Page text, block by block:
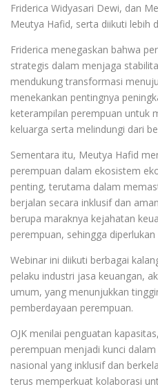
Friderica Widyasari Dewi, dan
Meutya Hafid, serta diikuti lebih
Friderica menegaskan bahwa
strategis dalam menjaga
mendukung transformasi
menekankan pentingnya
keterampilan perempuan untuk
keluarga serta melindungi dari
Sementara itu, Meutya Hafid
perempuan dalam ekosistem
penting, terutama dalam
berjalan secara inklusif dan
berupa maraknya kejahatan
perempuan, sehingga
Webinar ini diikuti berbagai
pelaku industri jasa keuangan,
umum, yang menunjukkan
pemberdayaan perempuan.
OJK menilai penguatan
perempuan menjadi kunci
nasional yang inklusif dan
terus memperkuat kolaborasi